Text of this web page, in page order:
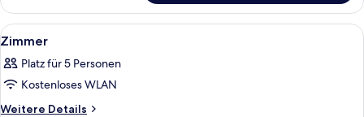
Alle
Fotos
für
Zimmer
anzeigen
Ein modernes Hotelzimmer mit
5
Zimmer
Platz für 5 Personen
Kostenloses WLAN
Weitere Details
Weitere